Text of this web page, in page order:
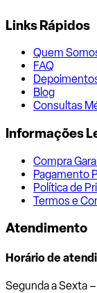
Links Rápidos
Quem
FAQ
Blog
Consultas
Informações
Compra
Pagamento
Política de
Termos e
Atendimento
Horário de
Segunda a Sexta